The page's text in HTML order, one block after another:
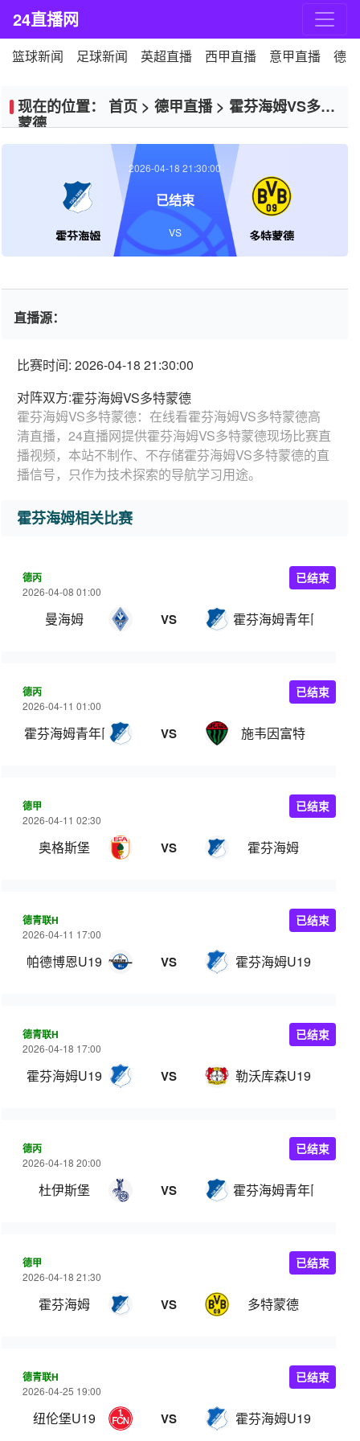
24直播网
篮球新闻 足球新闻 英超直播 西甲直播 意甲直播 德
现在的位置： 首页 > 德甲直播> 霍芬海姆VS多特
蒙德
霍芬海姆 多特蒙德
2026-04-18 21:30:00
已结束
VS
直播源：
比赛时间: 2026-04-18 21:30:00
对阵双方:霍芬海姆VS多特蒙德
霍芬海姆VS多特蒙德：在线看霍芬海姆VS多特蒙德高
清直播，24直播网提供霍芬海姆VS多特蒙德现场比赛直
播视频，本站不制作、不存储霍芬海姆VS多特蒙德的直
播信号，只作为技术探索的导航学习用途。
霍芬海姆相关比赛
德丙
2026-04-08 01:00
曼海姆 VS 霍芬海姆青年队
已结束
德丙
2026-04-11 01:00
霍芬海姆青年队 VS 施韦因富特
已结束
德甲
2026-04-11 02:30
奥格斯堡 VS 霍芬海姆
已结束
德青联H
2026-04-11 17:00
帕德博恩U19 VS 霍芬海姆U19
已结束
德青联H
2026-04-18 17:00
霍芬海姆U19 VS 勒沃库森U19
已结束
德丙
2026-04-18 20:00
杜伊斯堡 VS 霍芬海姆青年队
已结束
德甲
2026-04-18 21:30
霍芬海姆 VS 多特蒙德
已结束
德青联H
2026-04-25 19:00
纽伦堡U19 VS 霍芬海姆U19
已结束